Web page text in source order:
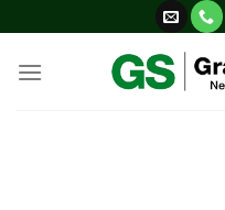
content